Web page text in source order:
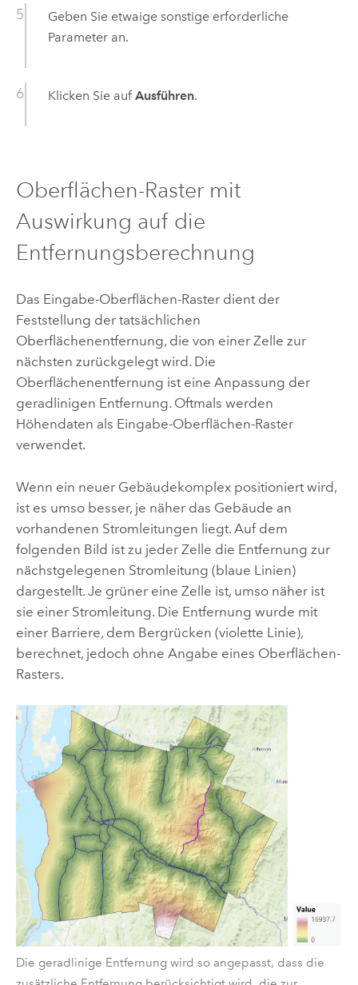
Geben Sie etwaige sonstige erforderliche
Parameter an.
Klicken Sie auf Ausführen.
Oberflächen-Raster mit
Auswirkung auf die
Entfernungsberechnung
Das Eingabe-Oberflächen-Raster dient der
Feststellung der tatsächlichen
Oberflächenentfernung, die von einer Zelle zur
nächsten zurückgelegt wird. Die
Oberflächenentfernung ist eine Anpassung der
geradlinigen Entfernung. Oftmals werden
Höhendaten als Eingabe-Oberflächen-Raster
verwendet.
Wenn ein neuer Gebäudekomplex positioniert wird,
ist es umso besser, je näher das Gebäude an
vorhandenen Stromleitungen liegt. Auf dem
folgenden Bild ist zu jeder Zelle die Entfernung zur
nächstgelegenen Stromleitung (blaue Linien)
dargestellt. Je grüner eine Zelle ist, umso näher ist
sie einer Stromleitung. Die Entfernung wurde mit
einer Barriere, dem Bergrücken (violette Linie),
berechnet, jedoch ohne Angabe eines Oberflächen-
Rasters.
Die geradlinige Entfernung wird so angepasst, dass die